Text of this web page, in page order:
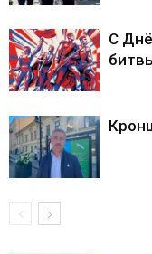
С